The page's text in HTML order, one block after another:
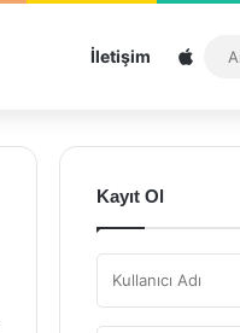
İletişim
Kayıt Ol